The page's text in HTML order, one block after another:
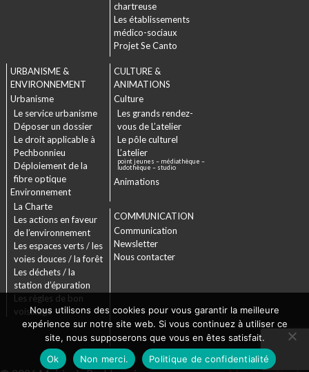
chartreuse
Les établissements
médico-sociaux
Projet Se Canto
URBANISME &
ENVIRONNEMENT
Urbanisme
Le service urbanisme
Déposer un dossier
Le droit applicable à
Pechbonnieu
Déploiement de la
fibre optique
Environnement
La Charte
Les actions en faveur
de l’environnement
Les espaces verts / les
voies douces / la forêt
Les déchets / la
station d’épuration
Les règles de bon
voisinage
CULTURE &
ANIMATIONS
Culture
Les grands rendez-
vous de L’atelier
Le pôle culturel
L’atelier
point jeunes – médiathèque –
ludothèque – studio
Animations
COMMUNICATION
Communication
Newsletter
Nous contacter
Nous utilisons des cookies pour vous garantir la meilleure
expérience sur notre site web. Si vous continuez à utiliser ce
site, nous supposerons que vous en êtes satisfait.
Ok
Non merci. Politique de confidentialité